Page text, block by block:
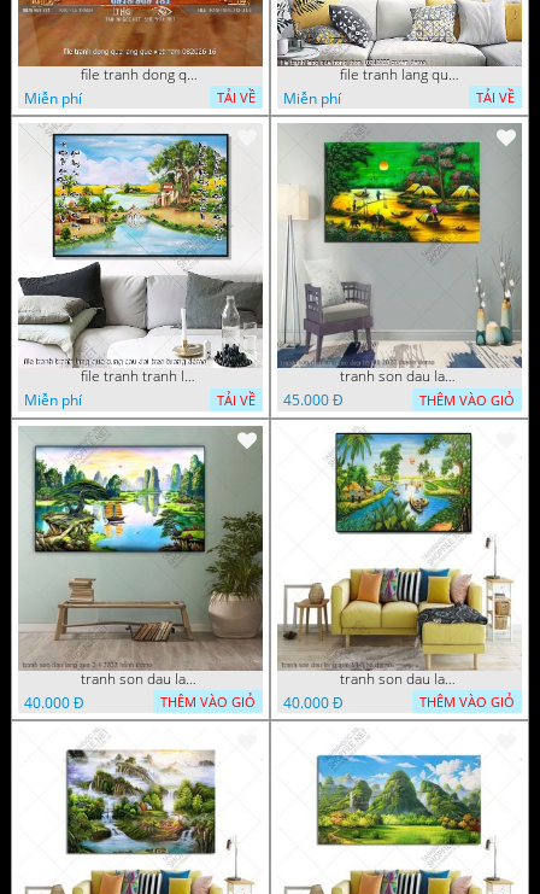
file tranh dong que lang que viet nam 082026 16
Miễn phí
TẢI VỀ
file tranh lang que nong thon 10012023 quyen
Miễn phí
TẢI VỀ
file tranh tranh lang que cung cau doi treo tuong
Miễn phí
TẢI VỀ
tranh son dau lang que dep 05 01 2022 duyen
45.000 Đ
THÊM VÀO GIỎ
tranh son dau lang que 2 4 2022 hanh
40.000 Đ
THÊM VÀO GIỎ
tranh son dau lang que 18 3 ho
40.000 Đ
THÊM VÀO GIỎ